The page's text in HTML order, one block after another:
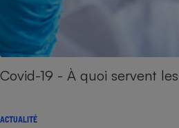
Covid-19 - À quoi servent
ACTUALITÉ